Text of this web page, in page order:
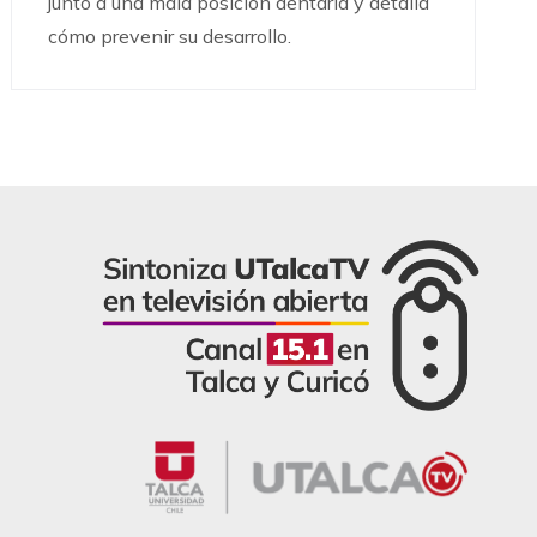
cómo prevenir su desarrollo.